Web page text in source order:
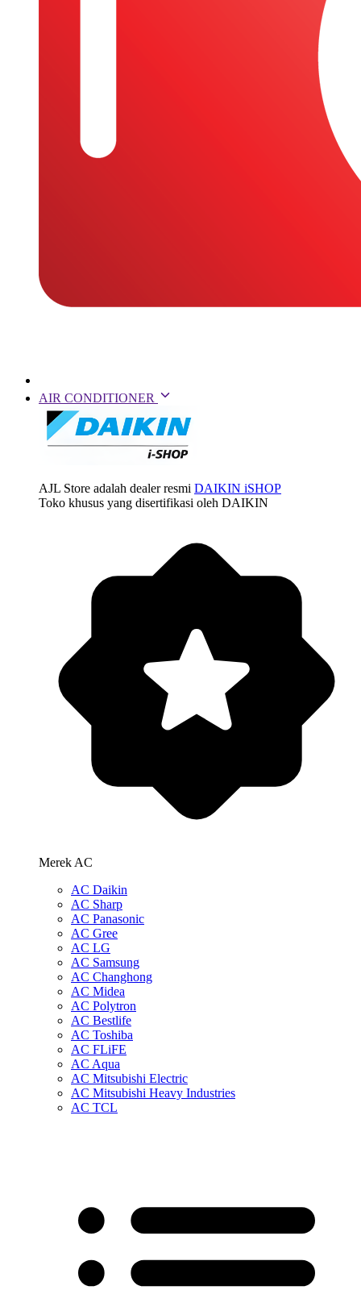
AIR CONDITIONER
AJL Store adalah dealer resmi DAIKIN iSHOP
Toko khusus yang disertifikasi oleh DAIKIN
Merek AC
AC Daikin
AC Sharp
AC Panasonic
AC Gree
AC LG
AC Samsung
AC Changhong
AC Midea
AC Polytron
AC Bestlife
AC Toshiba
AC FLiFE
AC Aqua
AC Mitsubishi Electric
AC Mitsubishi Heavy Industries
AC TCL